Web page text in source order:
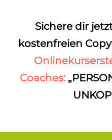
Sichere dir
kostenfreien
Coaches: